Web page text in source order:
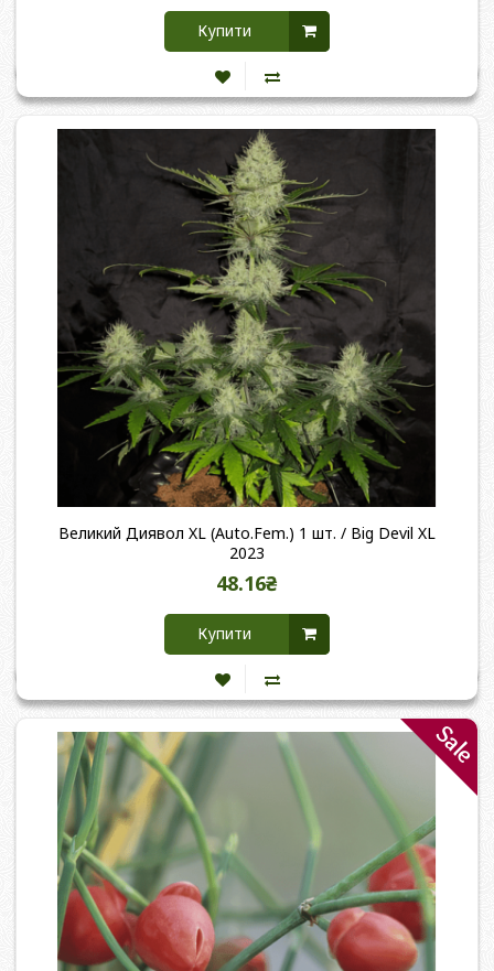
Купити
Великий Диявол XL (Auto.Fem.) 1 шт. / Big Devil XL
2023
48.16₴
Купити
Sale